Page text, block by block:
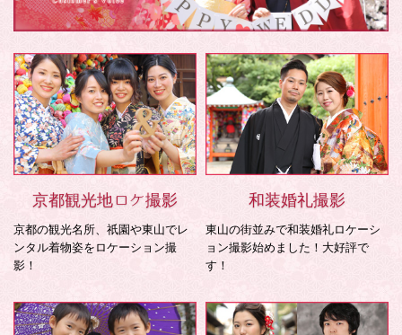
京都観光地ロケ撮影
京都の観光名所、祇園や東山でレ
ンタル着物姿をロケーション撮
影！
和装婚礼撮影
東山の街並みで和装婚礼ロケーシ
ョン撮影始めました！大好評で
す！